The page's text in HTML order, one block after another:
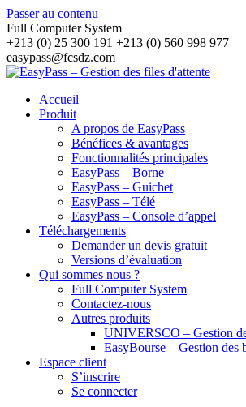
Passer au contenu
Full Computer System
+213 (0) 25 300 191 +213 (0) 560 998 977
easypass@fcsdz.com
Accueil
Produit
A propos de EasyPass
Bénéfices & avantages
Fonctionnalités principales
EasyPass – Borne
EasyPass – Guichet
EasyPass – Télé
EasyPass – Console d’appel
Téléchargements
Demander un devis gratuit
Versions d’évaluation
Qui sommes nous ?
Full Computer System
Contactez-nous
Autres produits
UNIVERSCO – Gestion
EasyBourse – Gestion des
Espace client
S’inscrire
Se connecter